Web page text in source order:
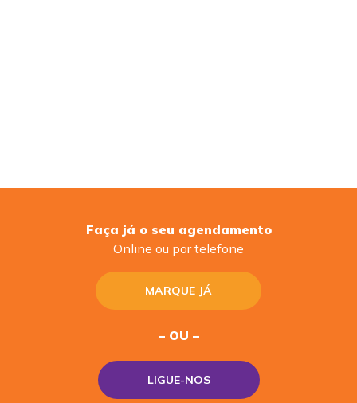
Faça já o seu agendamento
Online ou por telefone
MARQUE JÁ
– OU –
LIGUE-NOS